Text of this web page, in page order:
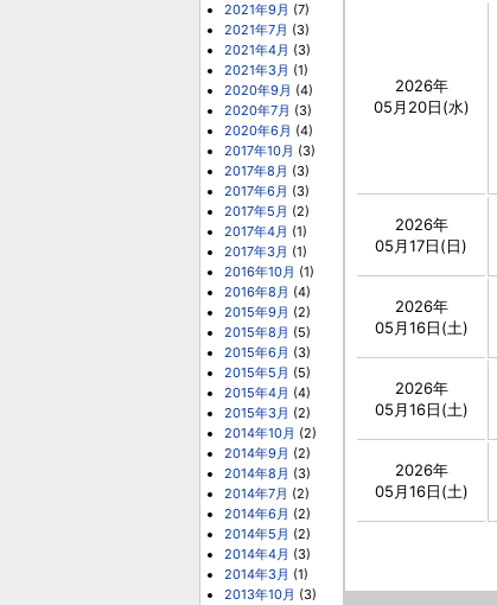
2021年9月 (7)
2021年7月 (3)
2021年4月 (3)
2021年3月 (1)
2020年9月 (4)
2020年7月 (3)
2020年6月 (4)
2017年10月 (3)
2017年8月 (3)
2017年6月 (3)
2017年5月 (2)
2017年4月 (1)
2017年3月 (1)
2016年10月 (1)
2016年8月 (4)
2015年9月 (2)
2015年8月 (5)
2015年6月 (3)
2015年5月 (5)
2015年4月 (4)
2015年3月 (2)
2014年10月 (2)
2014年9月 (2)
2014年8月 (3)
2014年7月 (2)
2014年6月 (2)
2014年5月 (2)
2014年4月 (3)
2014年3月 (1)
2013年10月 (3)
2026年
05月20日(水)
2026年
05月17日(日)
2026年
05月16日(土)
2026年
05月16日(土)
2026年
05月16日(土)